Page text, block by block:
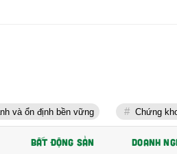
vững Chứng khoán Kafi chuẩn
BẤT ĐỘNG SẢN DOANH